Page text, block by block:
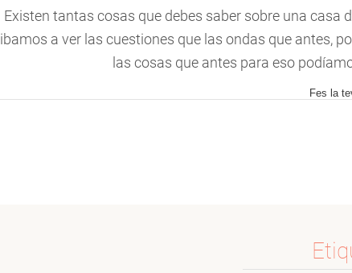
Existen tantas cosas que debes saber sobre una
ibamos a ver las cuestiones que las ondas que antes,
las cosas que antes para eso